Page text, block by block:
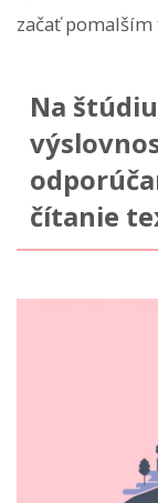
začať
Na
čítanie